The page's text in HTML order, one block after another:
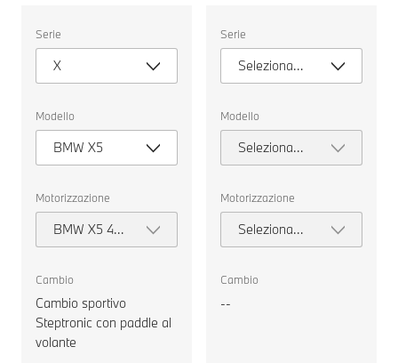
un
veicolo.
Serie
X
Modello
BMW X5
Motorizzazione
BMW X5 40
xDrive
Cambio
Cambio sportivo
Steptronic con paddle al
volante
un
veicolo.
Serie
Seleziona
serie
Modello
Seleziona
modello
Motorizzazione
Seleziona
motorizzazione
Cambio
--